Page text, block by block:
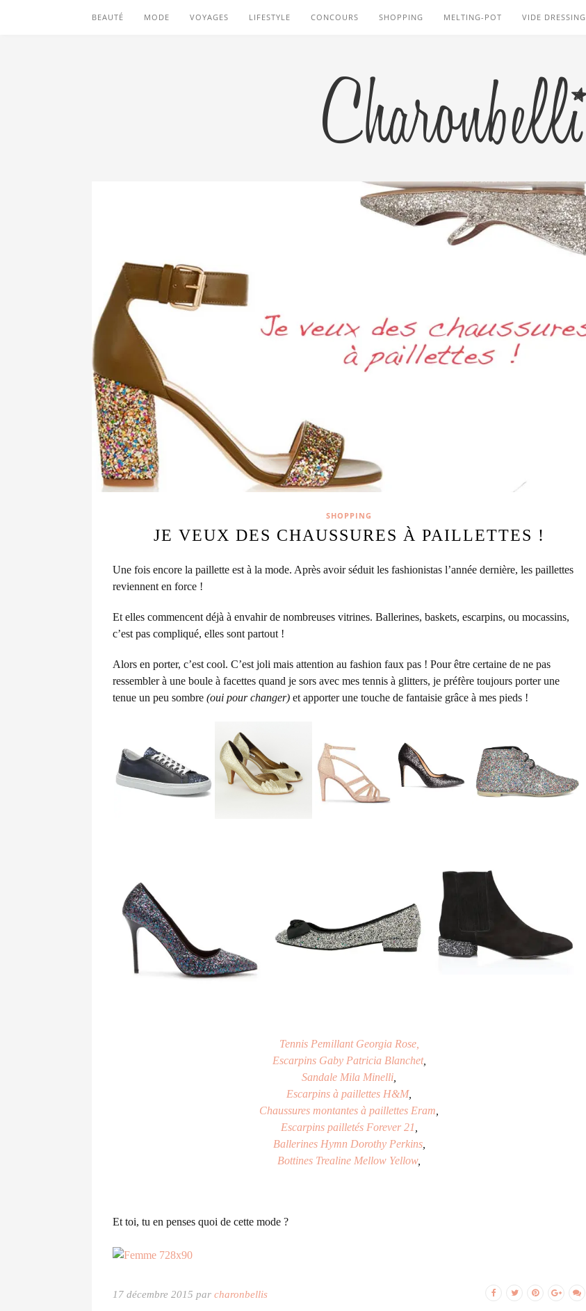
BEAUTÉ MODE VOYAGES LIFESTYLE CONCOURS SHOPPING MELTING-POT VIDE DRESSING
SHOPPING
JE VEUX DES CHAUSSURES À PAILLETTES !
Une fois encore la paillette est à la mode. Après avoir séduit les fashionistas l’année dernière, les paillettes
reviennent en force !
Et elles commencent déjà à envahir de nombreuses vitrines. Ballerines, baskets, escarpins, ou mocassins,
c’est pas compliqué, elles sont partout !
Alors en porter, c’est cool. C’est joli mais attention au fashion faux pas ! Pour être certaine de ne pas
ressembler à une boule à facettes quand je sors avec mes tennis à glitters, je préfère toujours porter une
tenue un peu sombre (oui pour changer) et apporter une touche de fantaisie grâce à mes pieds !
Tennis Pemillant Georgia Rose,
Escarpins Gaby Patricia Blanchet,
Sandale Mila Minelli
Escarpins à paillettes H&M,
Chaussures montantes à paillettes Eram
Escarpins pailletés Forever 21
Ballerines Hymn Dorothy Perkins,
Bottines Trealine Mellow Yellow,
Et toi, tu en penses quoi de cette mode ?
17 décembre 2015 par charonbellis